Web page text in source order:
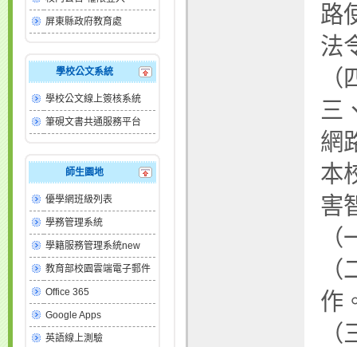
屏東縣政府教育處
學校公文系統
學校公文線上簽核系統
筆硯文書共通服務平台
師生園地
優學網班級列表
學務管理系統
學籍服務管理系統new
教育部校園雲端電子郵件
Office 365
Google Apps
英語線上測驗
路
法
三
網
本
害
作